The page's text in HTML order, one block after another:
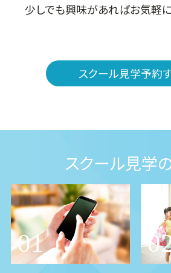
少しでも興味があればお気軽に
スクール見学予約
スクール見学